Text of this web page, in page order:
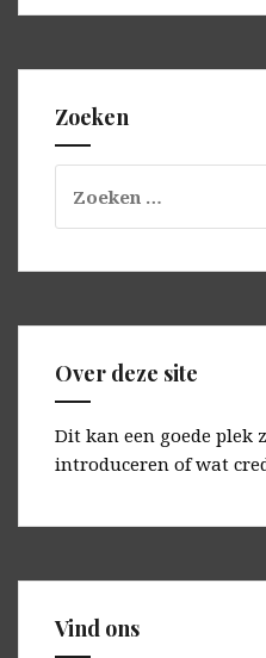
Zoeken
naar:
Over deze site
Dit kan een goede plek
introduceren of wat
Vind ons